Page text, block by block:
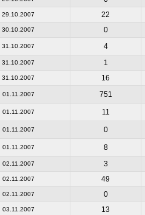
29.10.2007
22
30.10.2007
0
31.10.2007
4
31.10.2007
1
31.10.2007
16
01.11.2007 751
01.11.2007 11
01.11.2007 0
01.11.2007
8
02.11.2007
3
02.11.2007
49
02.11.2007
0
03.11.2007
13